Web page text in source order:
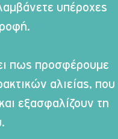
υπέροχες
πως προσφέρουμε
αλιείας, που
εξασφαλίζουν τη